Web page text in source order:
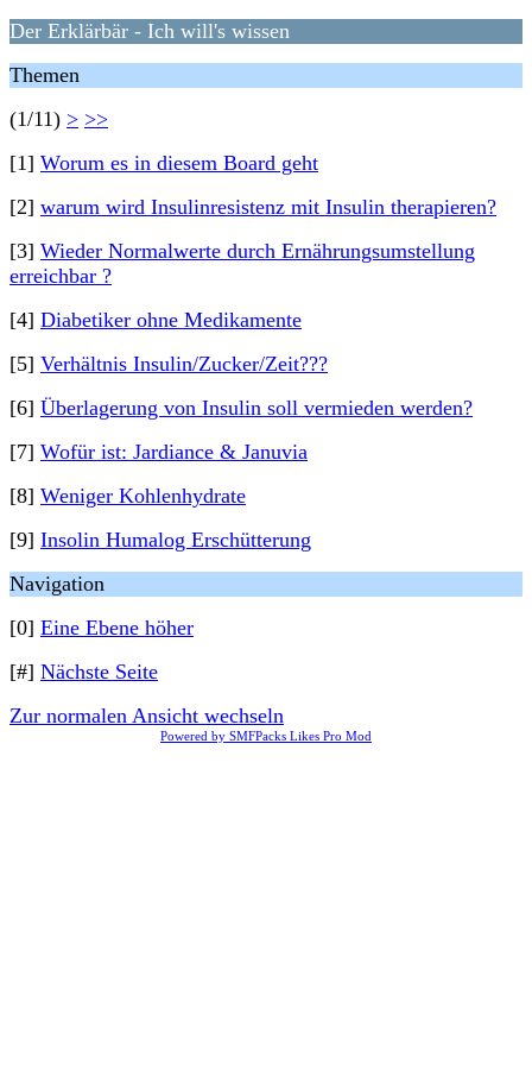
Der Erklärbär - Ich will's wissen
Themen
(1/11) > >>
[1] Worum es in diesem Board geht
[2] warum wird Insulinresistenz mit Insulin therapieren?
[3] Wieder Normalwerte durch Ernährungsumstellung
erreichbar ?
[4] Diabetiker ohne Medikamente
[5] Verhältnis Insulin/Zucker/Zeit???
[6] Überlagerung von Insulin soll vermieden werden?
[7] Wofür ist: Jardiance & Januvia
[8] Weniger Kohlenhydrate
[9] Insolin Humalog Erschütterung
Navigation
[0] Eine Ebene höher
[#] Nächste Seite
Zur normalen Ansicht wechseln
Powered by SMFPacks Likes Pro Mod